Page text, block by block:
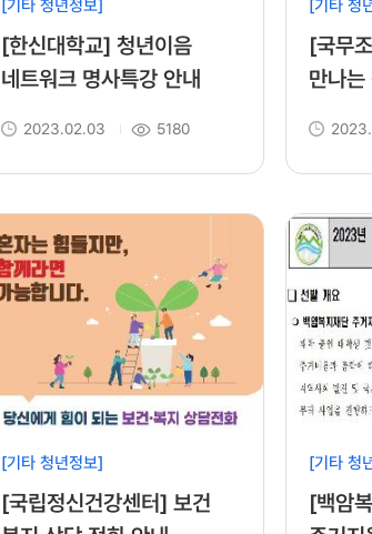
[기타 청년정보]
[한신대학교] 청년이음
네트워크 명사특강 안내
2023.02.03 5180
[기타 청
[국무
만나는
[기타 청년정보]
[국립정신건강센터] 보건
[기타 청
[백암